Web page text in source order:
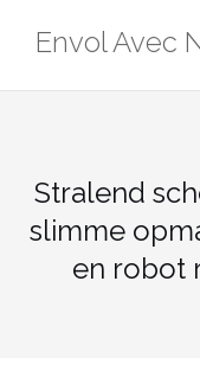
Envol Avec
Stralend
slimme
en robot